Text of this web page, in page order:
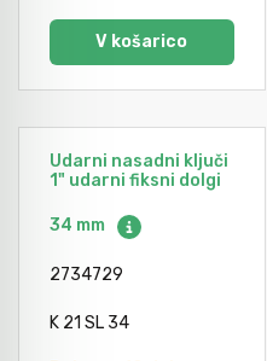
V košarico
Udarni nasadni ključi
1" udarni fiksni dolgi
34 mm
2734729
K 21 SL 34